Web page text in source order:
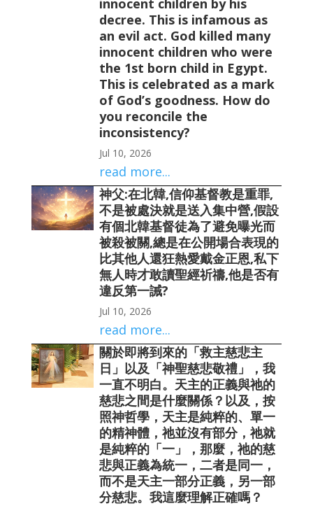
innocent children by his
decree. This is infamous as
an evil act. God killed many
innocent children who were
the 1st born child in Egypt.
This is celebrated as a mark
of God’s goodness. How do
you reconcile the
inconsistency?
Jul 10, 2026
read more...
神父:在北韓,信仰基督教是重罪,
不是被處決就是送入集中營,假設
有個北韓基督徒為了避免曝光而
被殺被關,總是在公開場合表現的
比其他人還狂熱愛戴金正恩,私下
無人時才敢讀聖經祈禱,他是否有
違反第一誡?
Jul 10, 2026
read more...
關於即將到來的「救主慈悲主
日」以及「神聖慈悲敬禮」，我
一直不明白。天主的正義與祂的
慈悲之間是什麼關係？以及，按
照神哲學，天主是純粹的、單一
的精神體，祂並沒有部分，祂就
是純粹的「一」，那麼，祂的慈
悲與正義為統一，二者是同一，
而不是天主一部分正義，另一部
分慈悲。我這麼理解正確嗎？